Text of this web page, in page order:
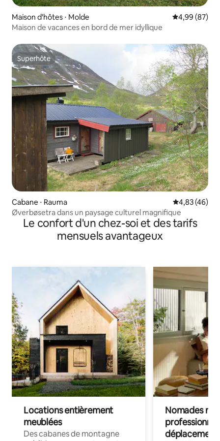
Maison d'hôtes ⋅ Molde Évaluation
4,99 (87)
Maison de vacances en bord de mer idyllique
Superhôte
Superhôte
Cabane ⋅ Rauma Évaluation
4,83 (46)
Øverbøsetra dans un paysage culturel magnifique
Le confort d'un chez-soi et des tarifs
mensuels avantageux
Locations entièrement
meublées
Des cabanes de montagne
Nomades
déplacement